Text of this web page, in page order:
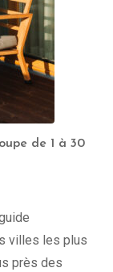
de 1 à 30
villes les plus
près des